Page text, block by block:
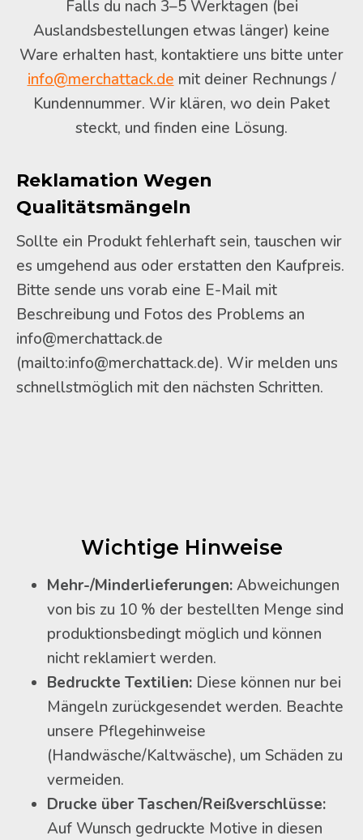
Falls du nach 3–5 Werktagen (bei
Auslandsbestellungen etwas länger) keine
Ware erhalten hast, kontaktiere uns bitte unter
info@merchattack.de mit deiner Rechnungs /
Kundennummer. Wir klären, wo dein Paket
steckt, und finden eine Lösung.
Reklamation Wegen
Qualitätsmängeln
Sollte ein Produkt fehlerhaft sein, tauschen wir
es umgehend aus oder erstatten den Kaufpreis.
Bitte sende uns vorab eine E-Mail mit
Beschreibung und Fotos des Problems an
info@merchattack.de
(mailto:info@merchattack.de). Wir melden uns
schnellstmöglich mit den nächsten Schritten.
Wichtige Hinweise
Mehr-/Minderlieferungen:Abweichungen
von bis zu 10 % der bestellten Menge sind
produktionsbedingt möglich und können
nicht reklamiert werden.
Bedruckte Textilien: Diese können nur bei
Mängeln zurückgesendet werden. Beachte
unsere Pflegehinweise
(Handwäsche/Kaltwäsche), um Schäden zu
vermeiden.
Drucke über Taschen/Reißverschlüsse:
Auf Wunsch gedruckte Motive in diesen